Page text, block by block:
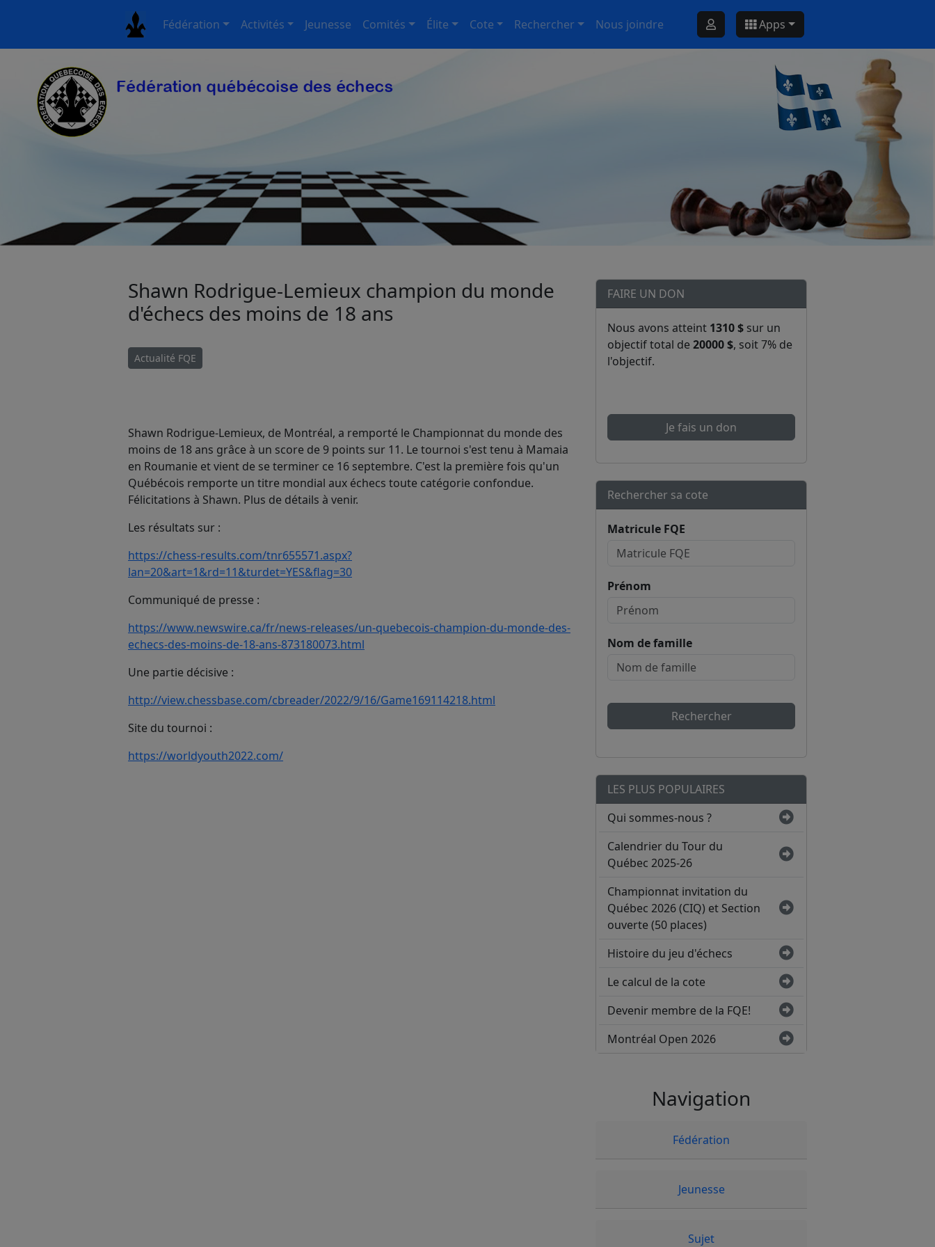
Fédération Activités Jeunesse Comités Élite Cote Rechercher Nous joindre Apps
Shawn Rodrigue-Lemieux champion du monde
d'échecs des moins de 18 ans
Actualité FQE
Shawn Rodrigue-Lemieux, de Montréal, a remporté le Championnat du monde des
moins de 18 ans grâce à un score de 9 points sur 11. Le tournoi s'est tenu à Mamaia
en Roumanie et vient de se terminer ce 16 septembre. C'est la première fois qu'un
Québécois remporte un titre mondial aux échecs toute catégorie confondue.
Félicitations à Shawn. Plus de détails à venir.
Les résultats sur :
https://chess-results.com/tnr655571.aspx?
lan=20&art=1&rd=11&turdet=YES&flag=30
Communiqué de presse :
https://www.newswire.ca/fr/news-releases/un-quebecois-champion-du-monde-des-
echecs-des-moins-de-18-ans-873180073.html
Une partie décisive :
http://view.chessbase.com/cbreader/2022/9/16/Game169114218.html
Site du tournoi :
https://worldyouth2022.com/
FAIRE UN DON
Nous avons atteint 1310 $ sur un
objectif total de 20000 $, soit 7% de
l'objectif.
Je fais un don
Rechercher sa cote
Matricule FQE
Prénom
Nom de famille
Rechercher
LES PLUS POPULAIRES
Qui sommes-nous ?
Calendrier du Tour du
Québec 2025-26
Championnat invitation du
Québec 2026 (CIQ) et Section
ouverte (50 places)
Histoire du jeu d'échecs
Le calcul de la cote
Devenir membre de la FQE!
Montréal Open 2026
Navigation
Fédération
Jeunesse
Sujet